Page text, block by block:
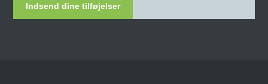
Indsend dine tilføjelser